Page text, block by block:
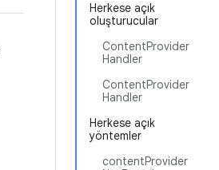
Herkese açık
oluşturucular
ContentProvider
Handler
ContentProvider
Handler
Herkese açık
yöntemler
contentProvider